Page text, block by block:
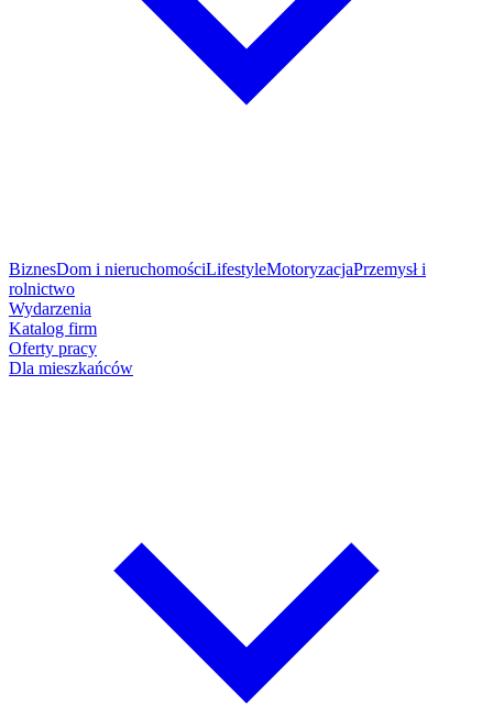
BiznesDom i nieruchomościLifestyleMotoryzacjaPrzemysł i
rolnictwo
Wydarzenia
Katalog firm
Oferty pracy
Dla mieszkańców